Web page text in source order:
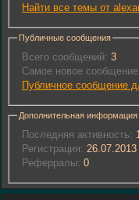
Найти все темы от
Публичные сообщения
Всего сообщений: 3
Самое новое
Публичное сообщение
Дополнительная информация
Последняя активность:
Регистрация: 26.07.2013
Реферралы: 0